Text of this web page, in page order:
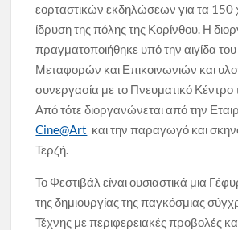
εορταστικών εκδηλώσεων για τα 150
ίδρυση της πόλης της Κορίνθου. Η
πραγματοποιήθηκε υπό την αιγίδα
Μεταφορών και Επικοινωνιών και
συνεργασία με το Πνευματικό Κέντρο
Από τότε διοργανώνεται από την
Cine@Art και την παραγωγό και
Τερζή.
Το Φεστιβάλ είναι ουσιαστικά μια
της δημιουργίας της παγκόσμιας
Τέχνης με περιφερειακές προβολές